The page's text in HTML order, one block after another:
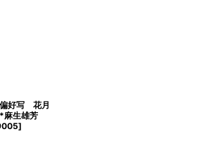
偏好写 花月
雄芳
]